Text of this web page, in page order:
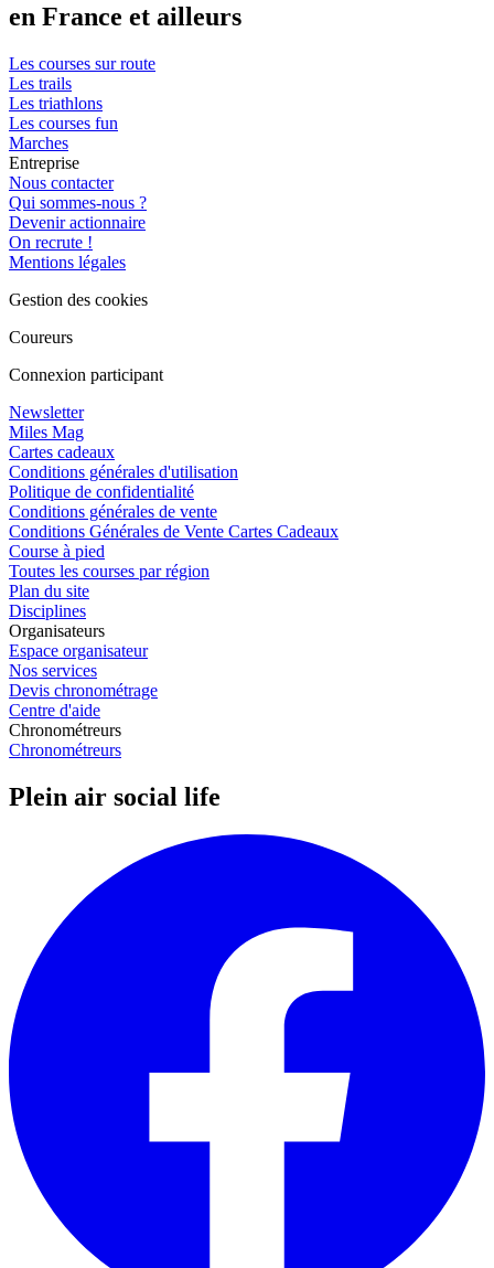
en France et ailleurs
Les courses sur route
Les trails
Les triathlons
Les courses fun
Marches
Entreprise
Nous contacter
Qui sommes-nous ?
Devenir actionnaire
On recrute !
Mentions légales
Gestion des cookies
Coureurs
Connexion participant
Newsletter
Miles Mag
Cartes cadeaux
Conditions générales d'utilisation
Politique de confidentialité
Conditions générales de vente
Conditions Générales de Vente Cartes Cadeaux
Course à pied
Toutes les courses par région
Plan du site
Disciplines
Organisateurs
Espace organisateur
Nos services
Devis chronométrage
Centre d'aide
Chronométreurs
Chronométreurs
Plein air social life